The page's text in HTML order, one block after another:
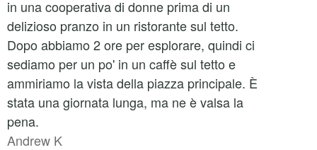
in una cooperativa di donne prima di un
delizioso pranzo in un ristorante sul tetto.
Dopo abbiamo 2 ore per esplorare, quindi ci
sediamo per un po' in un caffè sul tetto e
ammiriamo la vista della piazza principale. È
stata una giornata lunga, ma ne è valsa la
pena.
Andrew K